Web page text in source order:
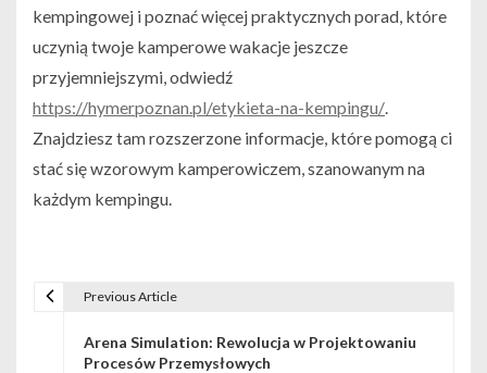
kempingowej i poznać więcej praktycznych porad, które
uczynią twoje kamperowe wakacje jeszcze
przyjemniejszymi, odwiedź
https://hymerpoznan.pl/etykieta-na-kempingu/.
Znajdziesz tam rozszerzone informacje, które pomogą ci
stać się wzorowym kamperowiczem, szanowanym na
każdym kempingu.
Previous Article
Arena Simulation: Rewolucja w Projektowaniu
Procesów Przemysłowych